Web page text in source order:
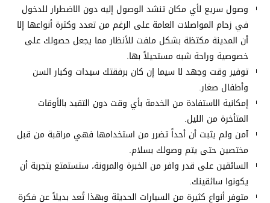
وصول سريع لأي مكان تنشد الوصول إليه دون الاضطرار للدخول
في زحام المواصلات العامة على الرغم من تعدد وكثرة أنواعها إلا
أن المدينة مكتظة بشكل ملفت للأنظار مما يجعل حصولك على
خصوصية وراحة شبه مستحيلاً بها.
توفير وقت وجهد لا سيما إن كان برفقتك سيدات وكبار السن
وأطفال صغار.
إمكانية الاستفادة من الخدمة بأي وقت دون التقيد بالأوقات
المتأخرة من الليل.
آمن ولم يثبت أن أحداً تضرر من استخدامها فهي مراقبة من قبل
مختصين حتى يتم وصولك بسلام.
السائقين على قدر وافر من الخبرة والمرونة، ستستمتع بتجربة أن
يكونوا سائقينك.
متوفر أنواع كثيرة من السيارات الحديثة وبهذا تُعد بديلاً عن فكرة